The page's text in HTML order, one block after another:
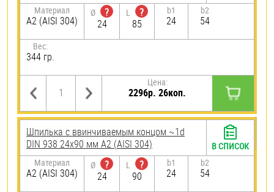
Материал
А2 (AISI 304)
Ø
?
24
L
?
85
b1
24
b2
54
Вес:
344 гр.
Цена:
2296р. 26коп.
Шпилька c ввинчиваемым концом ~1d
DIN 938 24х90 мм А2 (AISI 304)
Материал
А2 (AISI 304)
Ø
?
24
L
?
90
b1
24
b2
54
В СПИСОК